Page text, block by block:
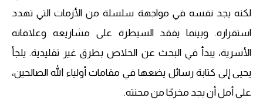
لكنه يجد نفسه في مواجهة سلسلة من الأزمات التي تهدد
استقراره. وبينما يفقد السيطرة على مشاريعه وعلاقاته
الأسرية، يبدأ في البحث عن الخلاص بطرق غير تقليدية. يلجأ
يحيى إلى كتابة رسائل يضعها في مقامات أولياء الله الصالحين،
على أمل أن يجد مخرجًا من محنته.